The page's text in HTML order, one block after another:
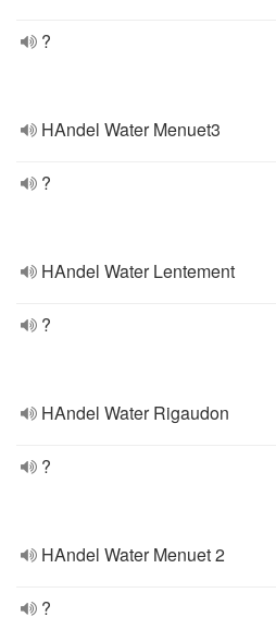
?
HAndel Water Menuet3
?
HAndel Water Lentement
?
HAndel Water Rigaudon
?
HAndel Water Menuet 2
?